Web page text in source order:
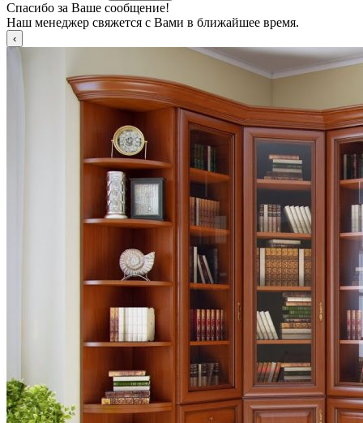
Спасибо за Ваше сообщение!
Наш менеджер свяжется с Вами в ближайшее время.